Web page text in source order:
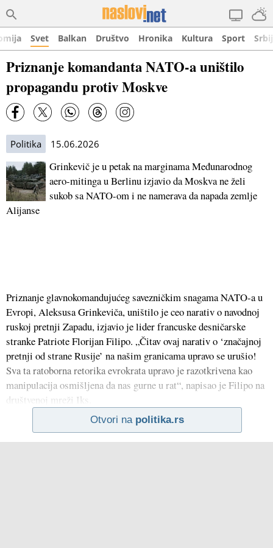
Svet Balkan Društvo Hronika Kultura Sport
Priznanje komandanta NATO-a uništilo
propagandu protiv Moskve
Politika 15.06.2026
Grinkevič je u petak na marginama Međunarodnog
aero-mitinga u Berlinu izjavio da Moskva ne želi
sukob sa NATO-om i ne namerava da napada zemlje
Alijanse
Priznanje glavnokomandujućeg savezničkim snagama NATO-a u
Evropi, Aleksusa Grinkeviča, uništilo je ceo narativ o navodnoj
ruskoj pretnji Zapadu, izjavio je lider francuske desničarske
stranke Patriote Florijan Filipo. „Čitav ovaj narativ o ‘značajnoj
pretnji od strane Rusije’ na našim granicama upravo se urušio!
Sva ta ratoborna retorika evrokrata upravo je razotkrivena kao
manipulacija osmišljena da nas gurne u rat“, napisao je Filipo na
društvenoj mreži Iks.
Otvori na politika.rs